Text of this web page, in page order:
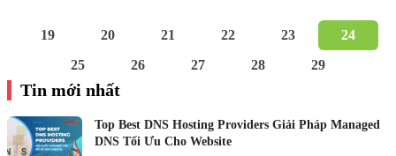
19 20 21 22 23
24
25
26 27 28 29
Tin mới nhất
Top Best DNS Hosting Providers Giải Pháp Managed
DNS Tối Ưu Cho Website